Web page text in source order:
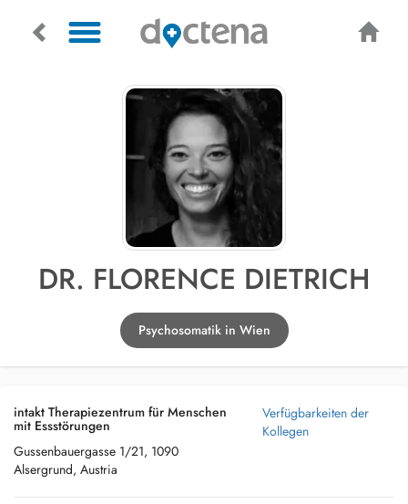
DR. FLORENCE DIETRICH
Psychosomatik in Wien
intakt Therapiezentrum für Menschen
mit Essstörungen
Gussenbauergasse 1/21, 1090
Alsergrund, Austria
Verfügbarkeiten der
Kollegen